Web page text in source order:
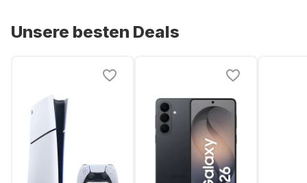
Unsere besten Deals